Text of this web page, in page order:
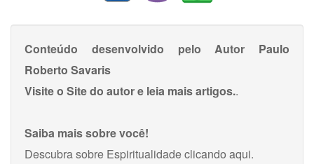
Conteúdo desenvolvido pelo Autor Paulo
Roberto Savaris
Visite o Site do autor e leia mais artigos..
Saiba mais sobre você!
Descubra sobre Espiritualidadeclicando aqui.